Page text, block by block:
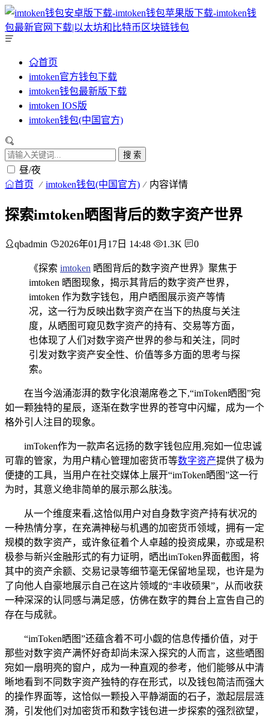
首页
imtoken官方钱包下载
imtoken钱包最新版下载
imtoken IOS版
imtoken钱包(中国官方)
搜 索
昼/夜
首页 imtoken钱包(中国官方) 内容详情
探索imtoken晒图背后的数字资产世界
qbadmin 2026年01月17日 14:48 1.3K 0
《探索 imtoken 晒图背后的数字资产世界》聚焦于
imtoken 晒图现象，揭示其背后的数字资产世界，
imtoken 作为数字钱包，用户晒图展示资产等情
况，这一行为反映出数字资产在当下的热度与关注
度，从晒图可窥见数字资产的持有、交易等方面，
也体现了人们对数字资产世界的参与和关注，同时
引发对数字资产安全性、价值等多方面的思考与探
索。
在当今汹涌澎湃的数字化浪潮席卷之下,“imToken晒图”宛
如一颗独特的星辰，逐渐在数字世界的苍穹中闪耀，成为一个
格外引人注目的现象。
imToken作为一款声名远扬的数字钱包应用,宛如一位忠诚
可靠的管家，为用户精心管理加密货币等数字资产提供了极为
便捷的工具，当用户在社交媒体上展开“imToken晒图”这一行
为时，其意义绝非简单的展示那么肤浅。
从一个维度来看,这恰似用户对自身数字资产持有状况的
一种热情分享，在充满神秘与机遇的加密货币领域，拥有一定
规模的数字资产，或许象征着个人卓越的投资成果，亦或是积
极参与新兴金融形式的有力证明，晒出imToken界面截图，将
其中的资产余额、交易记录等细节毫无保留地呈现，也许是为
了向他人自豪地展示自己在这片领域的“丰收硕果”，从而收获
一种深深的认同感与满足感，仿佛在数字的舞台上宣告自己的
存在与成就。
“imToken晒图”还蕴含着不可小觑的信息传播价值，对于
那些对数字资产满怀好奇却尚未深入探究的人而言，这些晒图
宛如一扇明亮的窗户，成为一种直观的参考，他们能够从中清
晰地看到不同数字资产独特的存在形式，以及钱包简洁而强大
的操作界面等，这恰似一颗投入平静湖面的石子，激起层层涟
漪，引发他们对加密货币和数字钱包进一步探索的强烈欲望，